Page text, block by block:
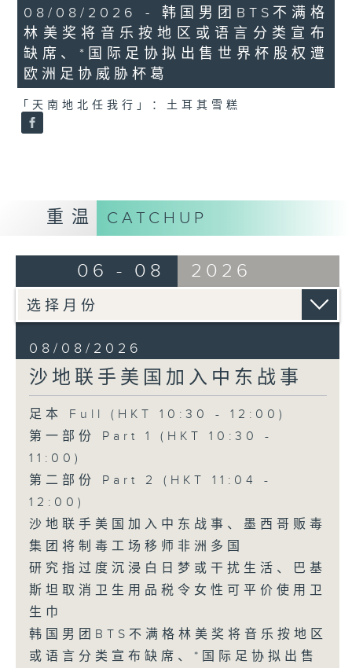
21
minutes,
40
seconds
08/08/2026 - 韩国男团BTS不满格
林美奖将音乐按地区或语言分类宣布
缺席、*国际足协拟出售世界杯股权遭
欧洲足协威胁杯葛
「天南地北任我行」：土耳其雪糕
重温 CATCHUP
06 - 08 2026
08/08/2026
沙地联手美国加入中东战事
足本 Full (HKT 10:30 - 12:00)
第一部份 Part 1 (HKT 10:30 -
11:00)
第二部份 Part 2 (HKT 11:04 -
12:00)
沙地联手美国加入中东战事、墨西哥贩毒
集团将制毒工场移师非洲多国
研究指过度沉浸白日梦或干扰生活、巴基
斯坦取消卫生用品税令女性可平价使用卫
生巾
韩国男团BTS不满格林美奖将音乐按地区
或语言分类宣布缺席、*国际足协拟出售